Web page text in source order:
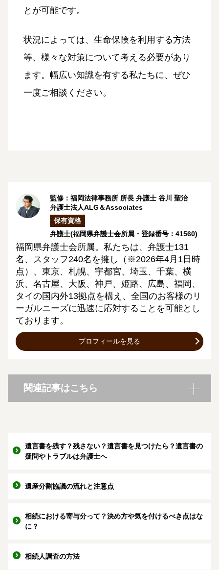
とが可能です。
状況によっては、生命保険を利用する方法
等、様々な対策について考える必要があり
ます。幅広い知識を有する私たちに、ぜひ
一度ご相談ください。
監修：福岡法律事務所 所長 弁護士 谷川 聖治
弁護士法人ALG＆Associates
保有資格
弁護士(福岡県弁護士会所属・登録番号：41560)
福岡県弁護士会所属。私たちは、弁護士131
名、スタッフ240名を擁し（※2026年4月1日時
点）、東京、札幌、宇都宮、埼玉、千葉、横
浜、名古屋、大阪、神戸、姫路、広島、福岡、
タイの国内外13拠点を構え、全国のお客様のリ
ーガルニーズに迅速に応対することを可能とし
ております。
プロフィールを見る
関連記事はこちら
遺言書を残す？残さない？遺言書を見つけたら？遺言書の
疑問やトラブルは弁護士へ
遺産分割協議の流れと注意点
相続における寄与分って？決め方や気を付けるべき点はな
に？
相続人調査の方法